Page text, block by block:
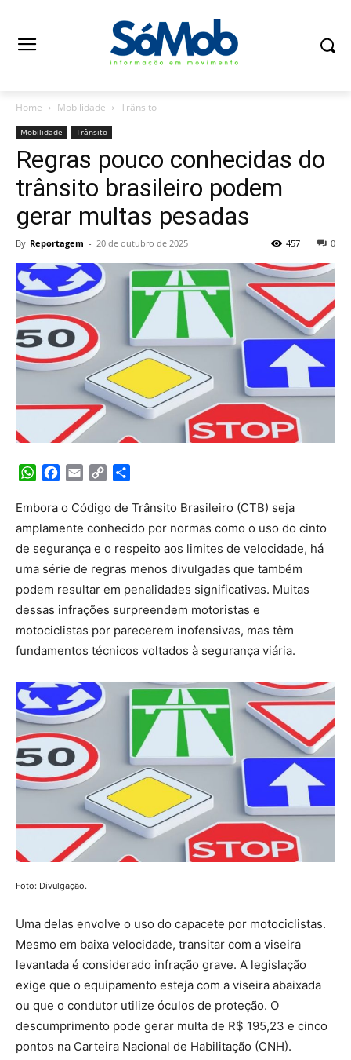
Home Mobilidade Trânsito
Mobilidade Trânsito
Regras pouco conhecidas do
trânsito brasileiro podem
gerar multas pesadas
By Reportagem - 20 de outubro de 2025 0
457
WhatsApp
Facebook
Email Copy
Embora o Código de Trânsito Brasileiro (CTB) seja
amplamente conhecido por normas como o uso do cinto
de segurança e o respeito aos limites de velocidade, há
uma série de regras menos divulgadas que também
podem resultar em penalidades significativas. Muitas
dessas infrações surpreendem motoristas e
motociclistas por parecerem inofensivas, mas têm
fundamentos técnicos voltados à segurança viária.
Foto: Divulgação.
Uma delas envolve o uso do capacete por motociclistas.
Mesmo em baixa velocidade, transitar com a viseira
levantada é considerado infração grave. A legislação
exige que o equipamento esteja com a viseira abaixada
ou que o condutor utilize óculos de proteção. O
descumprimento pode gerar multa de R$ 195,23 e cinco
pontos na Carteira Nacional de Habilitação (CNH).